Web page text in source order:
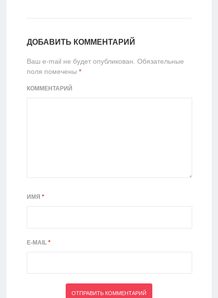
ДОБАВИТЬ КОММЕНТАРИЙ
Ваш e-mail не будет опубликован. Обязательные
поля помечены *
КОММЕНТАРИЙ
ИМЯ *
E-MAIL *